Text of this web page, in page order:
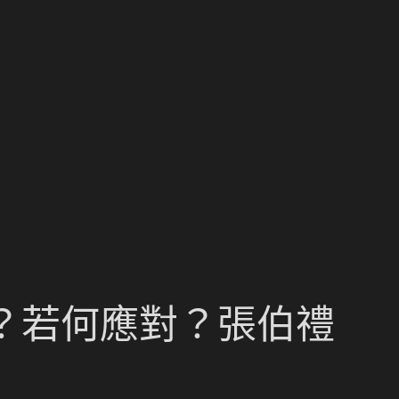
若何應對？張伯禮